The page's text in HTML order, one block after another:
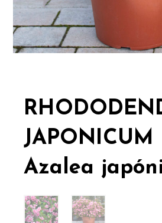
JAPONICUM
Azalea